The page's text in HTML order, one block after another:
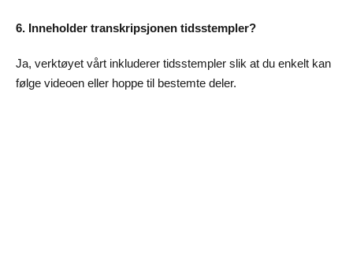
6. Inneholder transkripsjonen tidsstempler?
Ja, verktøyet vårt inkluderer tidsstempler slik at du enkelt kan
følge videoen eller hoppe til bestemte deler.